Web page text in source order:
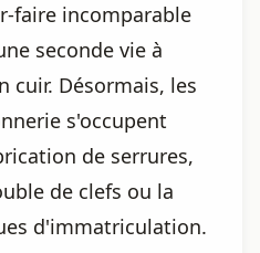
faire incomparable
seconde vie à
cuir. Désormais, les
s'occupent
de serrures,
de clefs ou la
d'immatriculation.